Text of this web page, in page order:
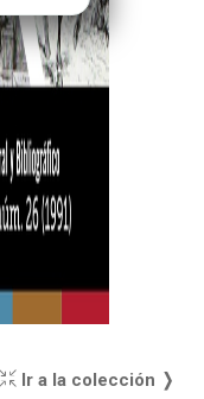
Ir a la colección ❭